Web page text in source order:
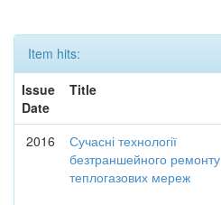
Item hits:
Issue
Date
Title
2016
Сучасні технології
безтраншейного ремонту
теплогазових мереж